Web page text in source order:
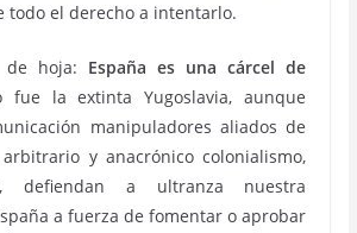
todo el derecho a intentarlo.
hoja: España es una cárcel de
fue la extinta Yugoslavia, aunque
manipuladores aliados de
y anacrónico colonialismo,
defiendan a ultranza nuestra
a fuerza de fomentar o aprobar